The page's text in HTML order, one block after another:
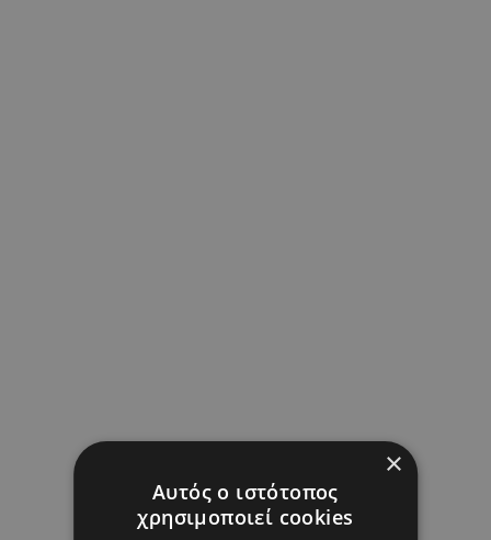
×
Αυτός ο ιστότοπος
χρησιμοποιεί cookies